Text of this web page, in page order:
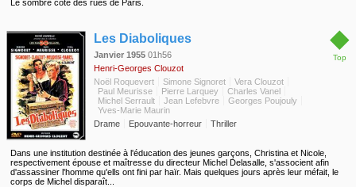
Le sombre côté des rues de Paris.
◆
Top
Les Diaboliques
Janvier 1955 01h56
Henri-Georges Clouzot
Noël Roquevert
Simone Signoret
Vera Clouzot
Paul Meurisse
Pierre Larquey
Charles Vanel
Michel Serrault
Jean Lefebvre
Georges Poujouly
Yves-Marie Maurin
Drame
Epouvante-horreur Thriller
Dans une institution destinée à l'éducation des jeunes garçons, Christina et Nicole,
respectivement épouse et maîtresse du directeur Michel Delasalle, s'associent afin
d'assassiner l'homme qu'ells ont fini par haïr. Mais quelques jours après leur méfait, le
corps de Michel disparaît...